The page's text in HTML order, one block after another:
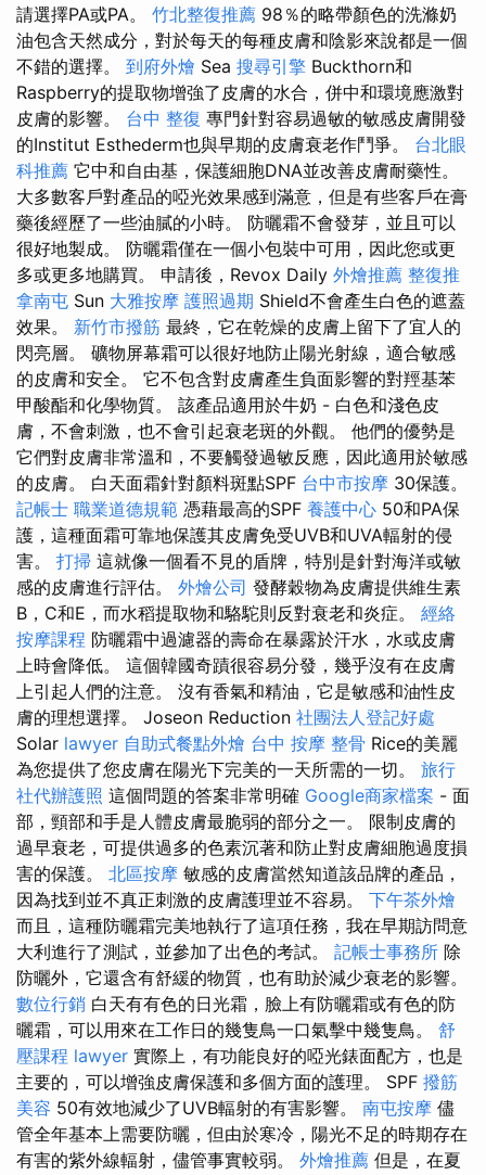
請選擇PA或PA。 竹北整復推薦 98％的略帶顏色的洗滌奶
油包含天然成分，對於每天的每種皮膚和陰影來說都是一個
不錯的選擇。 到府外燴 Sea 搜尋引擎 Buckthorn和
Raspberry的提取物增強了皮膚的水合，併中和環境應激對
皮膚的影響。 台中 整復 專門針對容易過敏的敏感皮膚開發
的Institut Esthederm也與早期的皮膚衰老作鬥爭。 台北眼
科推薦 它中和自由基，保護細胞DNA並改善皮膚耐藥性。
大多數客戶對產品的啞光效果感到滿意，但是有些客戶在膏
藥後經歷了一些油膩的小時。 防曬霜不會發芽，並且可以
很好地製成。 防曬霜僅在一個小包裝中可用，因此您或更
多或更多地購買。 申請後，Revox Daily 外燴推薦 整復推
拿南屯 Sun 大雅按摩 護照過期 Shield不會產生白色的遮蓋
效果。 新竹市撥筋 最終，它在乾燥的皮膚上留下了宜人的
閃亮層。 礦物屏幕霜可以很好地防止陽光射線，適合敏感
的皮膚和安全。 它不包含對皮膚產生負面影響的對羥基苯
甲酸酯和化學物質。 該產品適用於牛奶 - 白色和淺色皮
膚，不會刺激，也不會引起衰老斑的外觀。 他們的優勢是
它們對皮膚非常溫和，不要觸發過敏反應，因此適用於敏感
的皮膚。 白天面霜針對顏料斑點SPF 台中市按摩 30保護。
記帳士 職業道德規範 憑藉最高的SPF 養護中心 50和PA保
護，這種面霜可靠地保護其皮膚免受UVB和UVA輻射的侵
害。 打掃 這就像一個看不見的盾牌，特別是針對海洋或敏
感的皮膚進行評估。 外燴公司 發酵穀物為皮膚提供維生素
B，C和E，而水稻提取物和駱駝則反對衰老和炎症。 經絡
按摩課程 防曬霜中過濾器的壽命在暴露於汗水，水或皮膚
上時會降低。 這個韓國奇蹟很容易分發，幾乎沒有在皮膚
上引起人們的注意。 沒有香氣和精油，它是敏感和油性皮
膚的理想選擇。 Joseon Reduction 社團法人登記好處
Solar lawyer 自助式餐點外燴 台中 按摩 整骨 Rice的美麗
為您提供了您皮膚在陽光下完美的一天所需的一切。 旅行
社代辦護照 這個問題的答案非常明確 Google商家檔案 - 面
部，頸部和手是人體皮膚最脆弱的部分之一。 限制皮膚的
過早衰老，可提供過多的色素沉著和防止對皮膚細胞過度損
害的保護。 北區按摩 敏感的皮膚當然知道該品牌的產品，
因為找到並不真正刺激的皮膚護理並不容易。 下午茶外燴
而且，這種防曬霜完美地執行了這項任務，我在早期訪問意
大利進行了測試，並參加了出色的考試。 記帳士事務所 除
防曬外，它還含有舒緩的物質，也有助於減少衰老的影響。
數位行銷 白天有有色的日光霜，臉上有防曬霜或有色的防
曬霜，可以用來在工作日的幾隻鳥一口氣擊中幾隻鳥。 舒
壓課程 lawyer 實際上，有功能良好的啞光錶面配方，也是
主要的，可以增強皮膚保護和多個方面的護理。 SPF 撥筋
美容 50有效地減少了UVB輻射的有害影響。 南屯按摩 儘
管全年基本上需要防曬，但由於寒冷，陽光不足的時期存在
有害的紫外線輻射，儘管事實較弱。 外燴推薦 但是，在夏